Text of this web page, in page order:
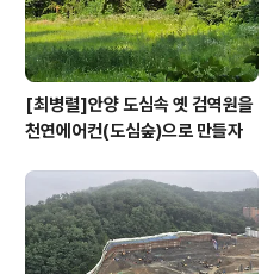
[최병렬]안양 도심속 옛 검역원을
천연에어컨(도심숲)으로 만들자